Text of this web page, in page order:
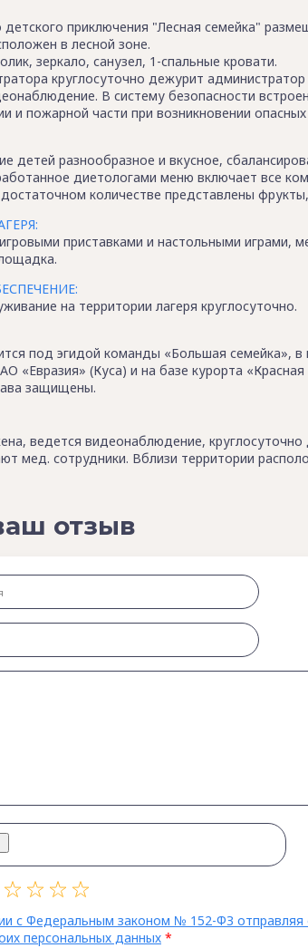
детского приключения "Лесная семейка"
в лесной зоне.
зеркало, санузел, 1-спальные кровати.
круглосуточно дежурит
В систему безопасности
и пожарной части при возникновении опасных
детей разнообразное и вкусное,
диетологами меню включает все
количестве представлены
приставками и настольными играми,
на территории лагеря круглосуточно.
под эгидой команды «Большая семейка», в
«Евразия» (Куса) и на базе курорта
защищены.
ведется видеонаблюдение,
мед. сотрудники. Вблизи территории
отзыв
с Федеральным законом № 152-ФЗ
персональных данных *